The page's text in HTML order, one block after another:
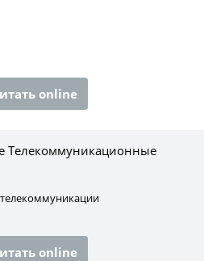
online
Телекоммуникационные
online